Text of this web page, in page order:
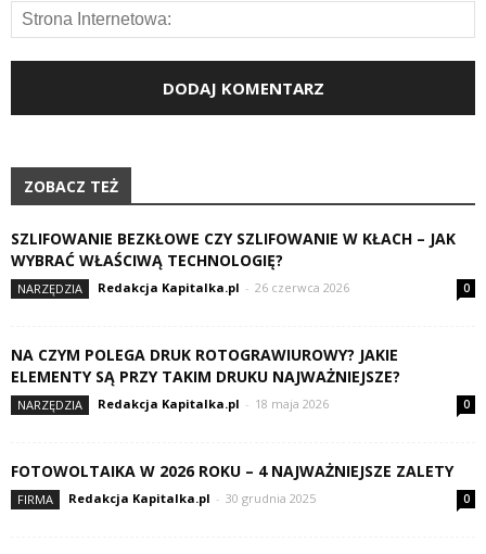
ZOBACZ TEŻ
SZLIFOWANIE BEZKŁOWE CZY SZLIFOWANIE W KŁACH – JAK
WYBRAĆ WŁAŚCIWĄ TECHNOLOGIĘ?
NARZĘDZIA Redakcja Kapitalka.pl - 26 czerwca 2026 0
NA CZYM POLEGA DRUK ROTOGRAWIUROWY? JAKIE
ELEMENTY SĄ PRZY TAKIM DRUKU NAJWAŻNIEJSZE?
NARZĘDZIA Redakcja Kapitalka.pl - 18 maja 2026 0
FOTOWOLTAIKA W 2026 ROKU – 4 NAJWAŻNIEJSZE ZALETY
FIRMA Redakcja Kapitalka.pl - 30 grudnia 2025 0